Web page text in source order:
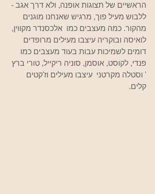
הראשיים של תצוגות אופנה, ולא דרך אגב -
ללבוש מעיל פוך, מרגיש שאנחנו מוגנים
מהקור. כמה מעצבים כמו  אלכסנדר מקווין,
לואיסה ובוקריה עיצבו מעילים מרופדים
דומים לשמיכות עבות בעוד מעצבים כמו
פנדי, לקוסט, אוסמן, סוניה ריקייל, טורי ברץ
' וסטלה מקרטני  עיצבו מעילים וז'קטים
קלים.